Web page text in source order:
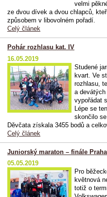
velmi
ze dvou dívek a dvou chlapců,
způsobem v libovolném pořadí.
Celý článek
Pohár rozhlasu kat. IV
16.05.2019
Studené
kvart. Ve
rozhlasu,
a
vypořádat
Lépe se
skončilo
Děvčata získala 3455 bodů a
Celý článek
Juniorský maraton – finále Praha
05.05.2019
Pro
květnová
totiž o